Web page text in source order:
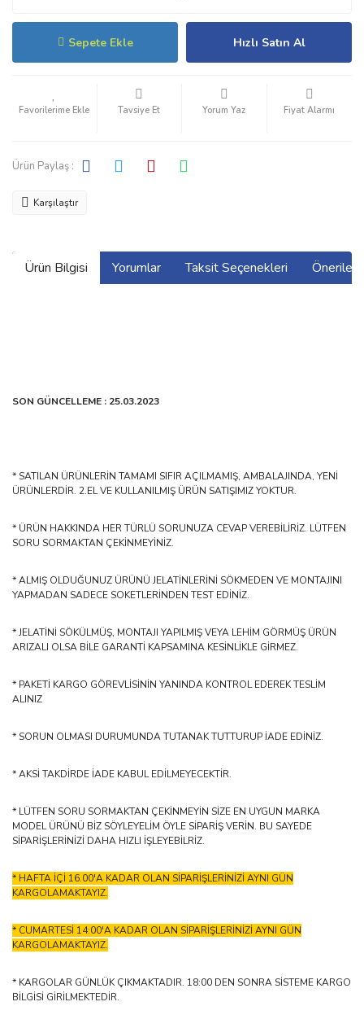
Sepete Ekle Hızlı Satın Al
Tavsiye Et Yorum Yaz Fiyat Alarmı
Ürün Paylaş :
Karşılaştır
Ürün Bilgisi Yorumlar Taksit Seçenekleri
SON GÜNCELLEME : 25.03.2023
* SATILAN ÜRÜNLERİN TAMAMI SIFIR AÇILMAMIŞ, AMBALAJINDA, YENİ
ÜRÜNLERDİR. 2.EL VE KULLANILMIŞ ÜRÜN SATIŞIMIZ YOKTUR.
* ÜRÜN HAKKINDA HER TÜRLÜ SORUNUZA CEVAP VEREBİLİRİZ. LÜTFEN
SORU SORMAKTAN ÇEKİNMEYİNİZ.
* ALMIŞ OLDUĞUNUZ ÜRÜNÜ JELATİNLERİNİ SÖKMEDEN VE MONTAJINI
YAPMADAN SADECE SOKETLERİNDEN TEST EDİNİZ.
* JELATİNİ SÖKÜLMÜŞ, MONTAJI YAPILMIŞ VEYA LEHİM GÖRMÜŞ ÜRÜN
ARIZALI OLSA BİLE GARANTİ KAPSAMINA KESİNLİKLE GİRMEZ.
* PAKETİ KARGO GÖREVLİSİNİN YANINDA KONTROL EDEREK TESLİM
ALINIZ
* SORUN OLMASI DURUMUNDA TUTANAK TUTTURUP İADE EDİNİZ.
* AKSİ TAKDİRDE İADE KABUL EDİLMEYECEKTİR.
* LÜTFEN SORU SORMAKTAN ÇEKİNMEYİN SİZE EN UYGUN MARKA
MODEL ÜRÜNÜ BİZ SÖYLEYELİM ÖYLE SİPARİŞ VERİN. BU SAYEDE
SİPARİŞLERİNİZİ DAHA HIZLI İŞLEYEBİLRİZ.
* HAFTA İÇİ 16.00'A KADAR OLAN SİPARİŞLERİNİZİ AYNI GÜN
KARGOLAMAKTAYIZ.
* CUMARTESİ 14:00'A KADAR OLAN SİPARİŞLERİNİZİ AYNI GÜN
KARGOLAMAKTAYIZ.
* KARGOLAR GÜNLÜK ÇIKMAKTADIR. 18:00 DEN SONRA SİSTEME KARGO
BİLGİSİ GİRİLMEKTEDİR.